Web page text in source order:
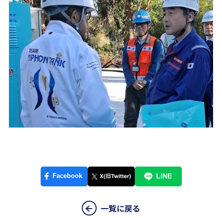
一覧に戻る